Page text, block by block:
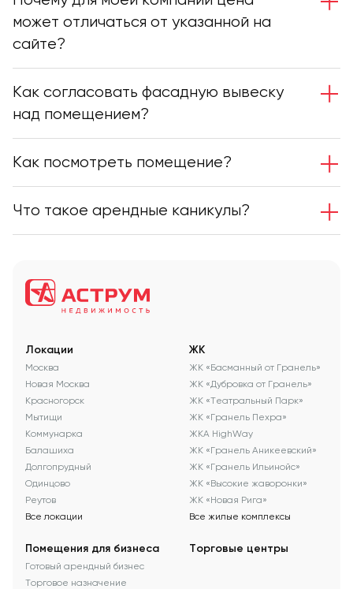
может отличаться от указанной на
сайте?
Как согласовать фасадную вывеску
над помещением?
материалам, способу крепления
согласно нормативным актам 902 ПП;
конструкции на входную группу
помещения с указанием размеров;
adv@astrum-estate.ru
для
согласования с управляющей
компанией «Аструм Недвижимость».
Как посмотреть помещение?
Что такое арендные каникулы?
Локации
Москва
Новая Москва
Красногорск
Мытищи
Коммунарка
Балашиха
Долгопрудный
Одинцово
Реутов
Все локации
ЖК
ЖК «Басманный от Гранель»
ЖК «Дубровка от Гранель»
ЖК «Театральный Парк»
ЖК «Гранель Пехра»
ЖКА HighWay
ЖК «Гранель Аникеевский»
ЖК «Гранель Ильинойс»
ЖК «Высокие жаворонки»
ЖК «Новая Рига»
Все жилые комплексы
Помещения для бизнеса
Готовый арендный бизнес
Торговое назначение
Торговые центры